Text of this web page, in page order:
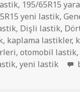
, 195/65R15
yeni lastik,
, Dişli lastik,
, kaplama lastikler,
,otomobil lastik
,yeni lastik